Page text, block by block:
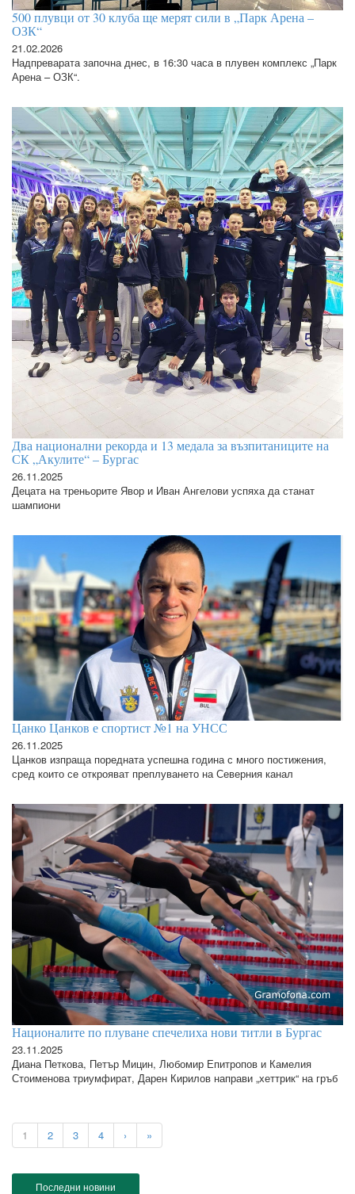
500 плувци от 30 клуба ще мерят сили в „Парк Арена –
ОЗК“
21.02.2026
Надпреварата започна днес, в 16:30 часа в плувен комплекс „Парк
Арена – ОЗК“.
Два национални рекорда и 13 медала за възпитаниците на
СК „Акулите“ – Бургас
26.11.2025
Децата на треньорите Явор и Иван Ангелови успяха да станат
шампиони
Цанко Цанков е спортист №1 на УНСС
26.11.2025
Цанков изпраща поредната успешна година с много постижения,
сред които се открояват преплуването на Северния канал
Националите по плуване спечелиха нови титли в Бургас
23.11.2025
Диана Петкова, Петър Мицин, Любомир Епитропов и Камелия
Стоименова триумфират, Дарен Кирилов направи „хеттрик“ на гръб
1 2 3 4 › »
Последни новини